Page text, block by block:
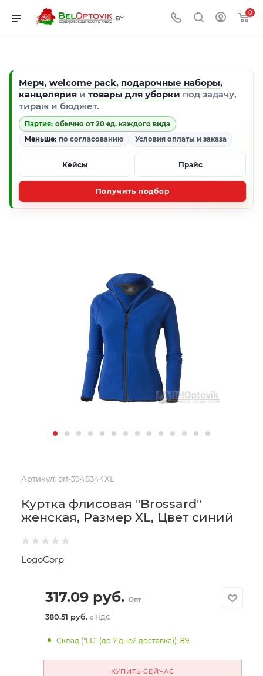
0
Мерч, welcome pack, подарочные наборы,
канцелярия и товары для уборки под задачу,
тираж и бюджет.
Партия: обычно от 20 ед. каждого вида
Меньше: по согласованию Условия оплаты и заказа
Кейсы Прайс
Получить подбор
Артикул: orf-3948344XL
Куртка флисовая "Brossard"
женская, Размер XL, Цвет синий
LogoCorp
317.09руб. Опт
380.51 руб. с НДС
Склад ("LC" (до 7 дней доставка)): 89
КУПИТЬ СЕЙЧАС